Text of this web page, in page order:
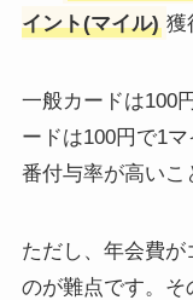
イント(マイル) 獲
一般カードは100
ードは100円で1
番付与率が高いこ
ただし、年会費
のが難点です。そ